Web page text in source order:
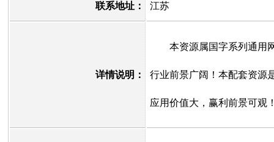
联系地址： 江苏
详情说明：
本资源属国字系列通用网
行业前景广阔！本配套资源
应用价值大，赢利前景可观